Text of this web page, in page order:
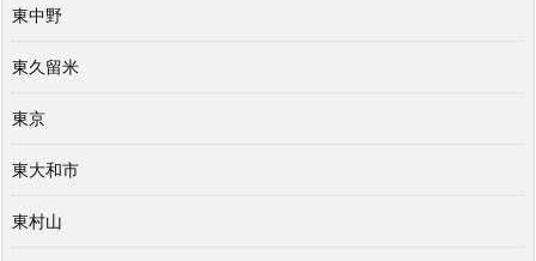
東中野
東久留米
東京
東大和市
東村山